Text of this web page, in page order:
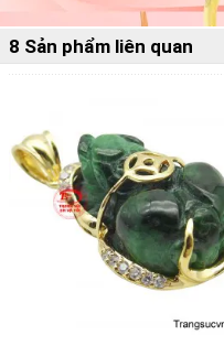
8 Sản phẩm liên quan